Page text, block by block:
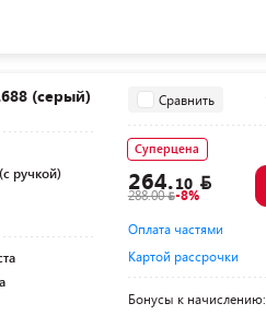
(серый)
ручкой)
Сравнить
Суперцена
264.10
288.00 -8%
Оплата частями
Картой рассрочки
Бонусы к начислению: